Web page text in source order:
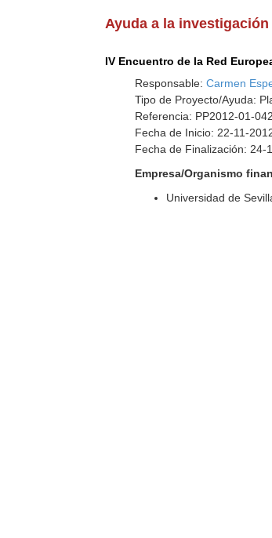
Ayuda a la investigación
IV Encuentro de la Red
Responsable:Carmen
Tipo de Proyecto/Ayuda:
Referencia: PP2012-01-042
Fecha de Inicio: 22-11-
Fecha de Finalización: 24-
Empresa/Organismo
Universidad de